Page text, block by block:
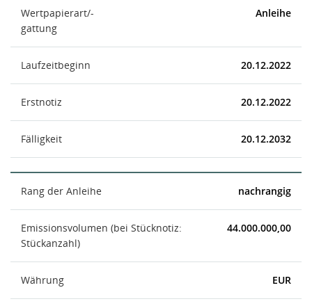
Wertpapierart/-
gattung
Anleihe
Laufzeitbeginn 20.12.2022
Erstnotiz 20.12.2022
Fälligkeit 20.12.2032
Rang der Anleihe nachrangig
Emissionsvolumen (bei Stücknotiz:
Stückanzahl)
44.000.000,00
Währung EUR